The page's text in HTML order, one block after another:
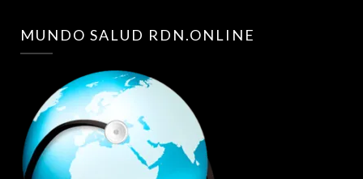
MUNDO SALUD RDN.ONLINE